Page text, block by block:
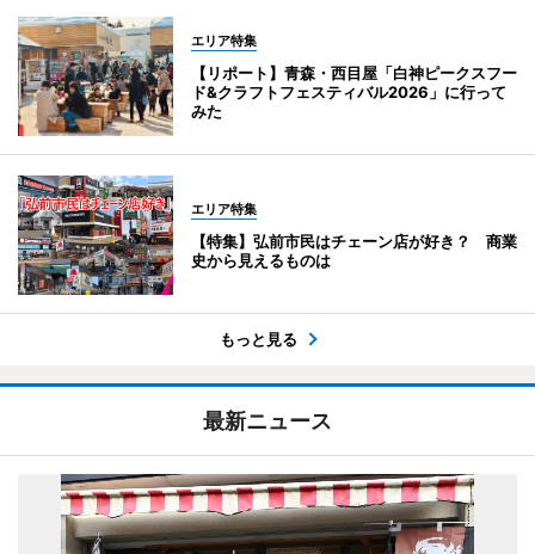
エリア特集
【リポート】青森・西目屋「白神ピークスフー
ド&クラフトフェスティバル2026」に行って
みた
エリア特集
【特集】弘前市民はチェーン店が好き？ 商業
史から見えるものは
もっと見る
最新ニュース